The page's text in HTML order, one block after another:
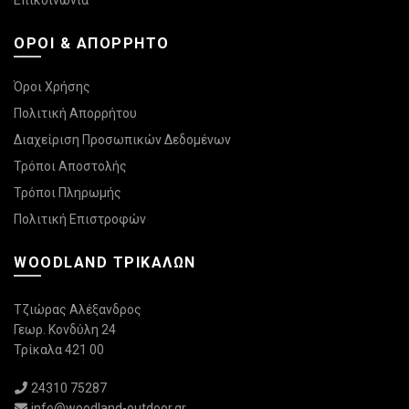
ΌΡΟΙ & ΑΠΌΡΡΗΤΟ
Όροι Χρήσης
Πολιτική Απορρήτου
Διαχείριση Προσωπικών Δεδομένων
Τρόποι Αποστολής
Τρόποι Πληρωμής
Πολιτική Επιστροφών
WOODLAND ΤΡΙΚΆΛΩΝ
Τζιώρας Αλέξανδρος
Γεωρ. Κονδύλη 24
Τρίκαλα 421 00
24310 75287